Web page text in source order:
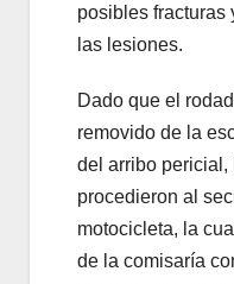
posibles fracturas
las lesiones.
Dado que el
removido de la
del arribo pericial,
procedieron al
motocicleta, la
de la comisaría